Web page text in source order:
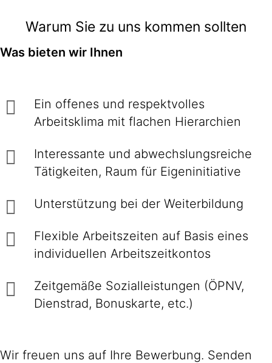
Warum Sie zu uns kommen sollten
Was bieten wir Ihnen
Ein offenes und respektvolles
Arbeitsklima mit flachen Hierarchien
Interessante und abwechslungsreiche
Tätigkeiten, Raum für Eigeninitiative
Unterstützung bei der Weiterbildung
Flexible Arbeitszeiten auf Basis eines
individuellen Arbeitszeitkontos
Zeitgemäße Sozialleistungen (ÖPNV,
Dienstrad, Bonuskarte, etc.)
Wir freuen uns auf Ihre Bewerbung. Senden